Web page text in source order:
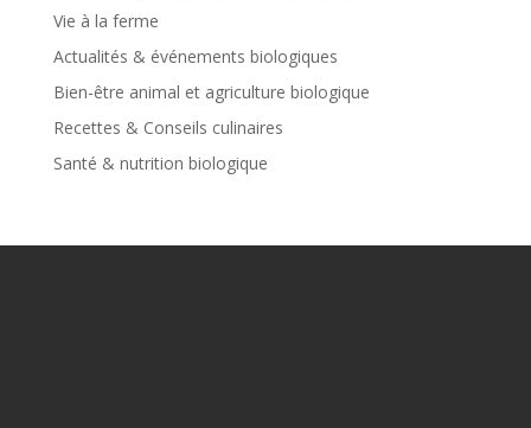
Vie à la ferme
Actualités & événements biologiques
Bien-être animal et agriculture biologique
Recettes & Conseils culinaires
Santé & nutrition biologique